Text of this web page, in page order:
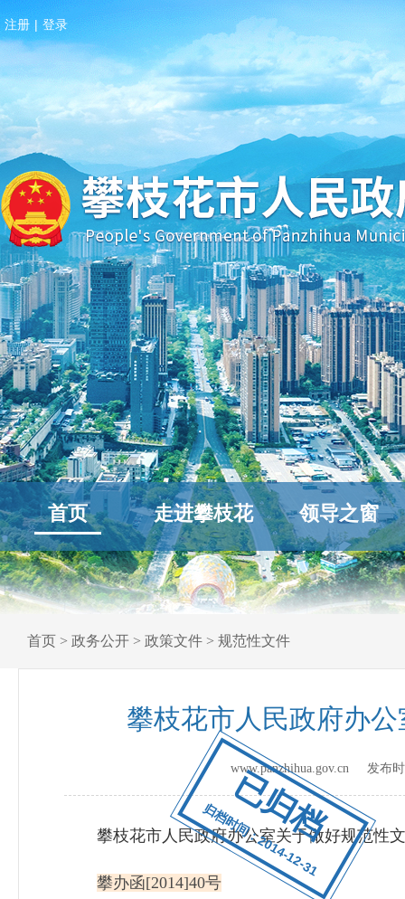
已归档
归档时间：2014-12-31
注册 | 登录
首页 走进攀枝花 领导之窗
首页 > 政务公开 > 政策文件 > 规范性文件
攀枝花市人民政府办
www.panzhihua.gov.cn 发布
攀枝花市人民政府办公室关于做好规范性文
攀办函[2014]40号